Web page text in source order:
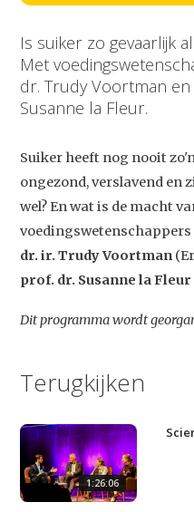
Is suiker zo gevaarlijk
Met
dr. Trudy Voortman
Susanne la Fleur.
Suiker heeft nog nooit
ongezond, verslavend en
wel? En wat is de macht
voedingswetenschappers
dr. ir. Trudy Voortman
prof. dr. Susanne la Fleur
Dit programma wordt
Terugkijken
1:26:06